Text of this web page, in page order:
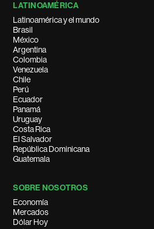
LATINOAMÉRICA
Latinoamérica y el mundo
Brasil
México
Argentina
Colombia
Venezuela
Chile
Perú
Ecuador
Panamá
Uruguay
Costa Rica
El Salvador
República Dominicana
Guatemala
SOBRE NOSOTROS
Economía
Mercados
Dólar Hoy